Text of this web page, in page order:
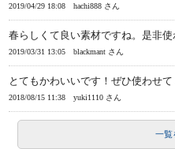
2019/04/29 18:08 hachi888 さん
春らしくて良い素材ですね。是非使
2019/03/31 13:05 blackmant さん
とてもかわいいです！ぜひ使わせて
2018/08/15 11:38 yuki1110 さん
一覧